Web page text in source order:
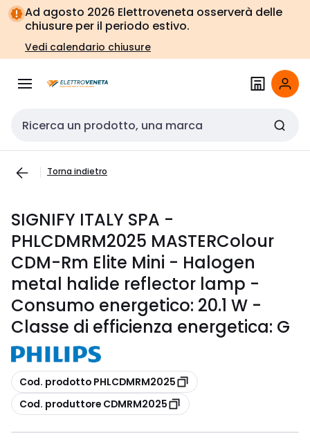
Vai alla
navigazione
Vai
alla
pagina
Ad agosto 2026 Elettroveneta osserverà delle
chiusure per il periodo estivo.
Vedi calendario chiusure
Cerca input
Torna indietro
SIGNIFY ITALY SPA -
PHLCDMRM2025 MASTERColour
CDM-Rm Elite Mini - Halogen
metal halide reflector lamp -
Consumo energetico: 20.1 W -
Classe di efficienza energetica: G
copia
Cod. prodotto PHLCDMRM2025
copia
Cod. produttore CDMRM2025